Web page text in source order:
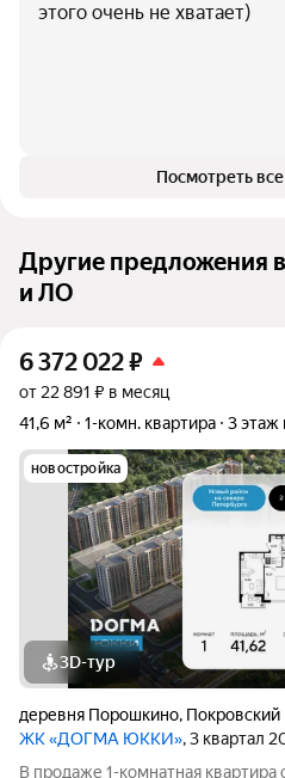
этого очень не хватает)
Посмотреть
Другие предложения
и ЛО
6 372 022₽
от 22 891 ₽ в месяц
41,6 м²
1-комн. квартира 3 этаж
новостройка
3D-тур
деревня Порошкино, Покровский
ЖК «ДОГМА ЮККИ», 3 квартал
В продаже 1-комнатная